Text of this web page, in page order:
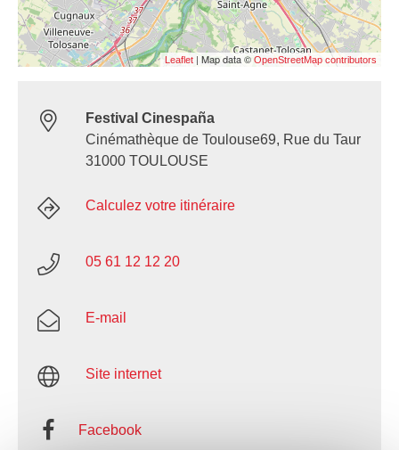
Leaflet | Map data ©OpenStreetMap contributors
Festival Cinespaña
Cinémathèque de Toulouse69, Rue du Taur
31000 TOULOUSE
Calculez votre itinéraire
05 61 12 12 20
E-mail
Site internet
Facebook